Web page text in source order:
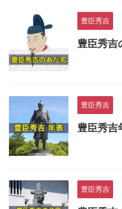
豊臣秀吉
豊臣秀吉
豊臣秀吉
豊臣秀吉
豊臣秀吉